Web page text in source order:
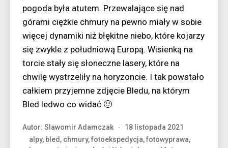
pogoda była atutem. Przewalające się nad
górami ciężkie chmury na pewno miały w sobie
więcej dynamiki niż błękitne niebo, które kojarzy
się zwykle z południową Europą. Wisienką na
torcie stały się słoneczne lasery, które na
chwilę wystrzeliły na horyzoncie. I tak powstało
całkiem przyjemne zdjęcie Bledu, na którym
Bled ledwo co widać 🙂
Autor: Slawomir Adamczak
18 listopada 2021
alpy, bled , chmury,fotoekspedycja,fotowyprawa,